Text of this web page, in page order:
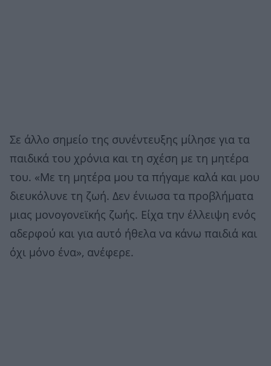
Σε άλλο σημείο της συνέντευξης μίλησε για τα
παιδικά του χρόνια και τη σχέση με τη μητέρα
του. «Με τη μητέρα μου τα πήγαμε καλά και μου
διευκόλυνε τη ζωή. Δεν ένιωσα τα προβλήματα
μιας μονογονεϊκής ζωής. Είχα την έλλειψη ενός
αδερφού και για αυτό ήθελα να κάνω παιδιά και
όχι μόνο ένα», ανέφερε.